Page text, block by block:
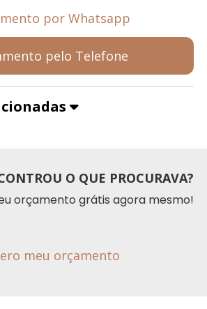
por Whatsapp
pelo Telefone
O QUE PROCURAVA?
orçamento grátis agora mesmo!
meu orçamento